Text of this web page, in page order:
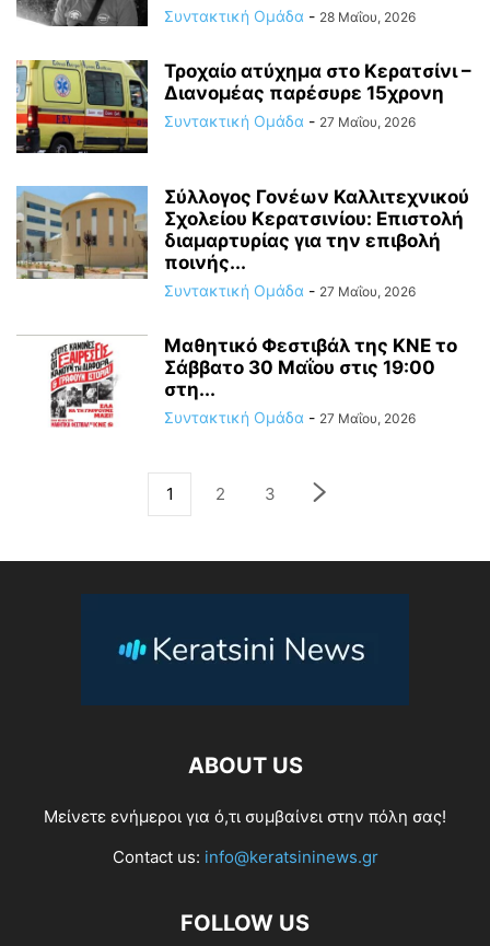
Συντακτική Ομάδα - 28 Μαΐου, 2026
Τροχαίο ατύχημα στο Κερατσίνι –
Διανομέας παρέσυρε 15χρονη
Συντακτική Ομάδα - 27 Μαΐου, 2026
Σύλλογος Γονέων Καλλιτεχνικού
Σχολείου Κερατσινίου: Επιστολή
διαμαρτυρίας για την επιβολή
ποινής...
Συντακτική Ομάδα - 27 Μαΐου, 2026
Μαθητικό Φεστιβάλ της ΚΝΕ το
Σάββατο 30 Μαΐου στις 19:00
στη...
Συντακτική Ομάδα - 27 Μαΐου, 2026
1 2 3
ABOUT US
Μείνετε ενήμεροι για ό,τι συμβαίνει στην πόλη σας!
Contact us: info@keratsininews.gr
FOLLOW US